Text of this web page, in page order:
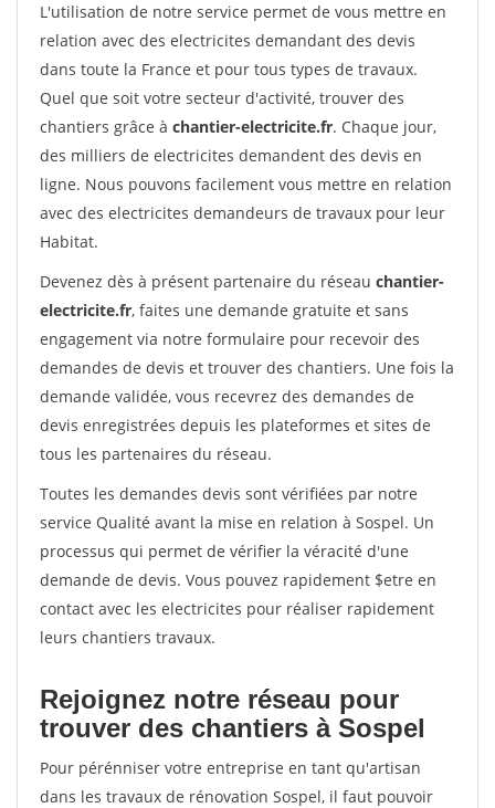
L'utilisation de notre service permet de vous mettre en
relation avec des electricites demandant des devis
dans toute la France et pour tous types de travaux.
Quel que soit votre secteur d'activité, trouver des
chantiers grâce à chantier-electricite.fr. Chaque jour,
des milliers de electricites demandent des devis en
ligne. Nous pouvons facilement vous mettre en relation
avec des electricites demandeurs de travaux pour leur
Habitat.
Devenez dès à présent partenaire du réseau chantier-
electricite.fr, faites une demande gratuite et sans
engagement via notre formulaire pour recevoir des
demandes de devis et trouver des chantiers. Une fois la
demande validée, vous recevrez des demandes de
devis enregistrées depuis les plateformes et sites de
tous les partenaires du réseau.
Toutes les demandes devis sont vérifiées par notre
service Qualité avant la mise en relation à Sospel. Un
processus qui permet de vérifier la véracité d'une
demande de devis. Vous pouvez rapidement $etre en
contact avec les electricites pour réaliser rapidement
leurs chantiers travaux.
Rejoignez notre réseau pour
trouver des chantiers à Sospel
Pour pérénniser votre entreprise en tant qu'artisan
dans les travaux de rénovation Sospel, il faut pouvoir